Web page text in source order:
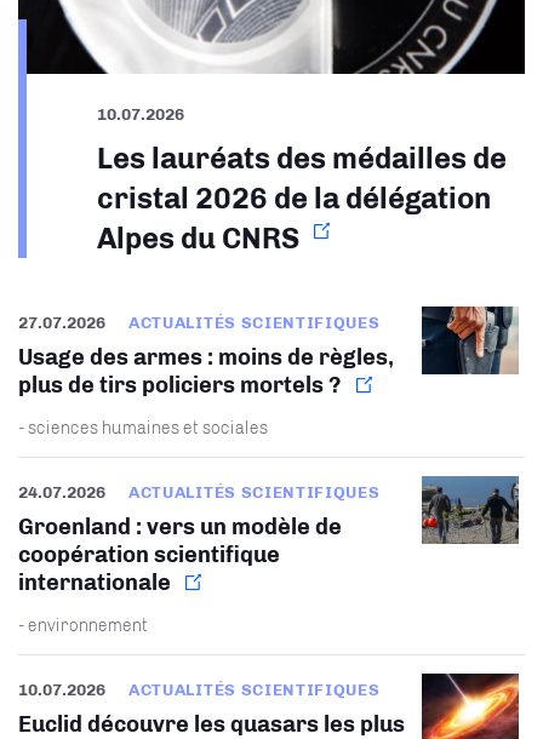
10.07.2026
Les lauréats des médailles de
cristal 2026 de la délégation
Alpes du CNRS
27.07.2026 ACTUALITÉS SCIENTIFIQUES
Usage des armes : moins de règles,
plus de tirs policiers mortels ?
- sciences humaines et sociales
24.07.2026 ACTUALITÉS SCIENTIFIQUES
Groenland : vers un modèle de
coopération scientifique
internationale
- environnement
10.07.2026 ACTUALITÉS SCIENTIFIQUES
Euclid découvre les quasars les plus